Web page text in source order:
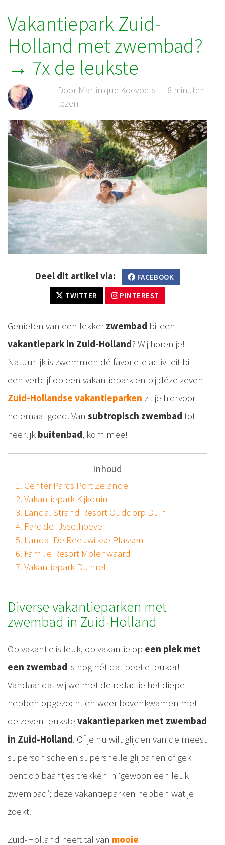
Vakantiepark Zuid-
Holland met zwembad?
→ 7x de leukste
Door Martinique Koevoets — 8 minuten
lezen
Deel dit artikel via:
FACEBOOK
TWITTER
PINTEREST
Genieten van een lekkerzwembad bij een
vakantiepark in Zuid-Holland? Wij horen je!
Natuurlijk is zwemmen dé favoriete activiteit bij
een verblijf op een vakantiepark en bij déze zeven
Zuid-Hollandse vakantieparken zit je hiervoor
helemaal goed. Van subtropisch zwembad tot
heerlijk buitenbad, kom mee!
Inhoud
1. Center Parcs Port Zelande
2. Vakantiepark Kijkduin
3. Landal Strand Resort Ouddorp Duin
4. Parc de IJsselhoeve
5. Landal De Reeuwijkse Plassen
6. Familie Resort Molenwaard
7. Vakantiepark Duinrell
Diverse vakantieparken met
zwembad in Zuid-Holland
Op vakantie is leuk, op vakantie op een plek met
een zwembad is nog nét dat beetje leuker!
Vandaar dat wij we met de redactie het diepe
hebben opgezocht en weer bovenkwamen met
de zeven leukste vakantieparken met zwembad
in Zuid-Holland. Of je nu wilt glijden van de meest
supersonische en supersnelle glijbanen of gek
bent op baantjes trekken in ‘gewoon een leuk
zwembad’; deze vakantieparken hebben wat je
zoekt.
Zuid-Holland heeft tal van mooie